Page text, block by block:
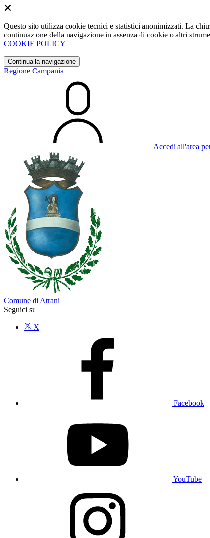
Questo sito utilizza cookie tecnici e statistici anonimizzati. La
continuazione della navigazione in assenza di cookie o altri
COOKIE POLICY
Continua la navigazione
Regione Campania
Accedi all'area
Comune di Atrani
Seguici su
X
Facebook
YouTube